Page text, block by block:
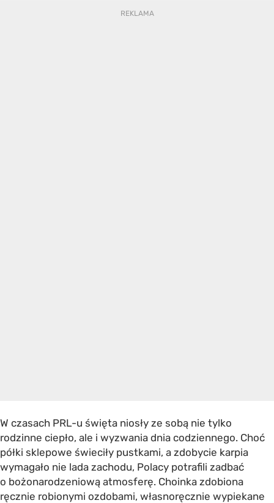
W czasach PRL-u święta niosły ze sobą nie tylko
rodzinne ciepło, ale i wyzwania dnia codziennego. Choć
półki sklepowe świeciły pustkami, a zdobycie karpia
wymagało nie lada zachodu, Polacy potrafili zadbać
o bożonarodzeniową atmosferę. Choinka zdobiona
ręcznie robionymi ozdobami, własnoręcznie wypiekane